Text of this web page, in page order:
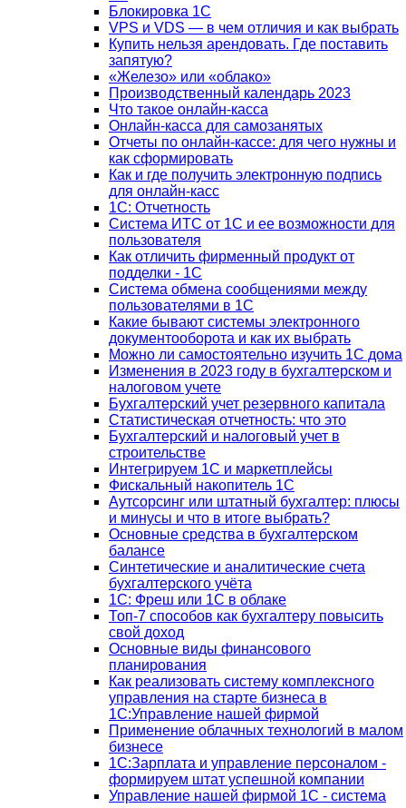
Блокировка 1С
VPS и VDS — в чем отличия и как выбрать
Купить нельзя арендовать. Где поставить
запятую?
«Железо» или «облако»
Производственный календарь 2023
Что такое онлайн-касса
Онлайн-касса для самозанятых
Отчеты по онлайн-кассе: для чего нужны и
как сформировать
Как и где получить электронную подпись
для онлайн-касс
1С: Отчетность
Система ИТС от 1С и ее возможности для
пользователя
Как отличить фирменный продукт от
подделки - 1С
Система обмена сообщениями между
пользователями в 1С
Какие бывают системы электронного
документооборота и как их выбрать
Можно ли самостоятельно изучить 1С дома
Изменения в 2023 году в бухгалтерском и
налоговом учете
Бухгалтерский учет резервного капитала
Статистическая отчетность: что это
Бухгалтерский и налоговый учет в
строительстве
Интегрируем 1С и маркетплейсы
Фискальный накопитель 1С
Аутсорсинг или штатный бухгалтер: плюсы
и минусы и что в итоге выбрать?
Основные средства в бухгалтерском
балансе
Синтетические и аналитические счета
бухгалтерского учёта
1C: Фреш или 1С в облаке
Топ-7 способов как бухгалтеру повысить
свой доход
Основные виды финансового
планирования
Как реализовать систему комплексного
управления на старте бизнеса в
1С:Управление нашей фирмой
Применение облачных технологий в малом
бизнесе
1C:Зарплата и управление персоналом -
формируем штат успешной компании
Управление нашей фирмой 1C - система